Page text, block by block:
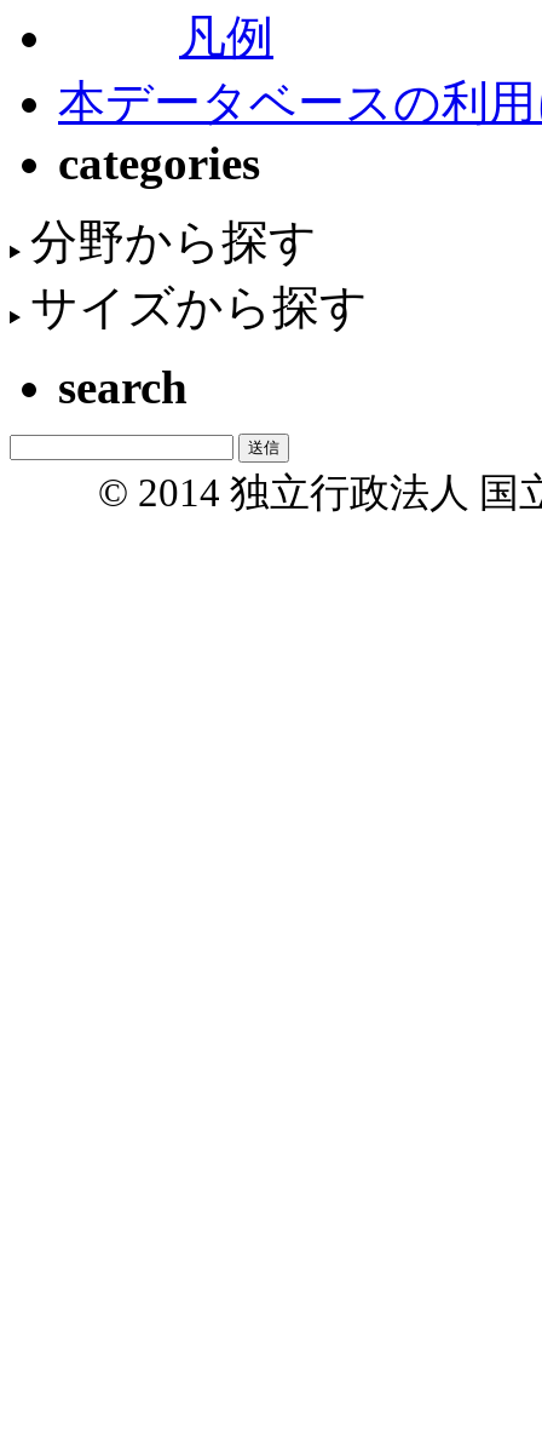
凡例
本データベースの利
categories
分野から探す
サイズから探す
search
© 2014 独立行政法人 国